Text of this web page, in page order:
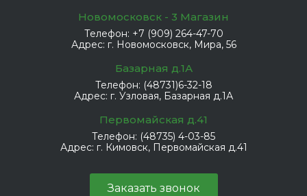
Новомосковск - 3 Магазин
Телефон: +7 (909) 264-47-70
Адрес: г. Новомосковск, Мира, 56
Базарная д.1А
Телефон: (48731)6-32-18
Адрес: г. Узловая, Базарная д.1А
Первомайская д.41
Телефон: (48735) 4-03-85
Адрес: г. Кимовск, Первомайская д.41
Заказать звонок